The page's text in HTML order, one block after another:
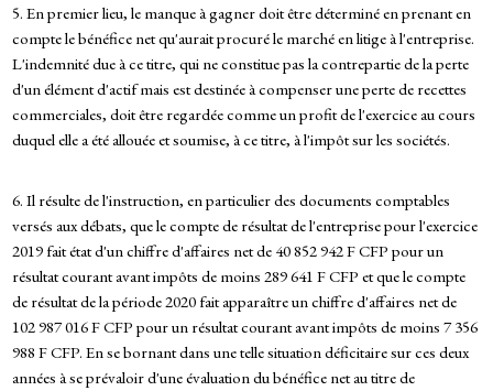
5. En premier lieu, le manque à gagner doit être déterminé en prenant en
compte le bénéfice net qu'aurait procuré le marché en litige à l'entreprise.
L'indemnité due à ce titre, qui ne constitue pas la contrepartie de la perte
d'un élément d'actif mais est destinée à compenser une perte de recettes
commerciales, doit être regardée comme un profit de l'exercice au cours
duquel elle a été allouée et soumise, à ce titre, à l'impôt sur les sociétés.
6. Il résulte de l'instruction, en particulier des documents comptables
versés aux débats, que le compte de résultat de l'entreprise pour l'exercice
2019 fait état d'un chiffre d'affaires net de 40 852 942 F CFP pour un
résultat courant avant impôts de moins 289 641 F CFP et que le compte
de résultat de la période 2020 fait apparaître un chiffre d'affaires net de
102 987 016 F CFP pour un résultat courant avant impôts de moins 7 356
988 F CFP. En se bornant dans une telle situation déficitaire sur ces deux
années à se prévaloir d'une évaluation du bénéfice net au titre de